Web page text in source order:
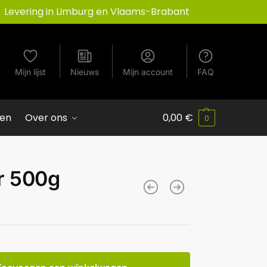
Levering in Limburg en Vlaams-Brabant
Mijn lijst Nieuws Mijn account FAQ
Over ons 0,00 € 0
500g